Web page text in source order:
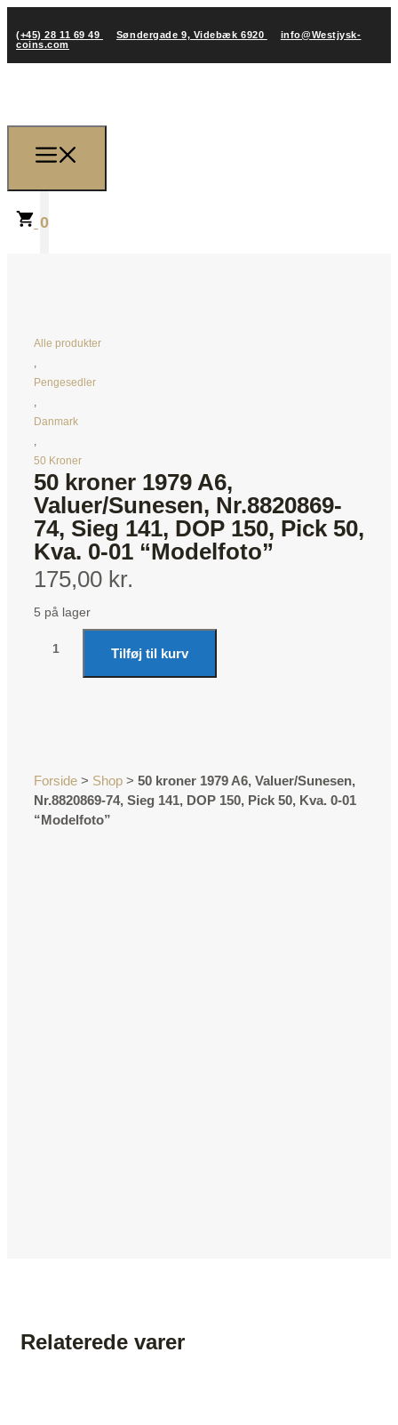
(+45) 28 11 69 49 Søndergade 9, Videbæk 6920
info@Westjysk-
coins.com
0
Forside > Shop > 50 kroner 1979 A6, Valuer/Sunesen,
Nr.8820869-74, Sieg 141, DOP 150, Pick 50, Kva. 0-01
“Modelfoto”
Alle produkter
,
Pengesedler
,
Danmark
,
50 Kroner
50 kroner 1979 A6,
Valuer/Sunesen, Nr.8820869-
74, Sieg 141, DOP 150, Pick 50,
Kva. 0-01 “Modelfoto”
175,00 kr.
5 på lager
Tilføj til kurv
Relaterede varer